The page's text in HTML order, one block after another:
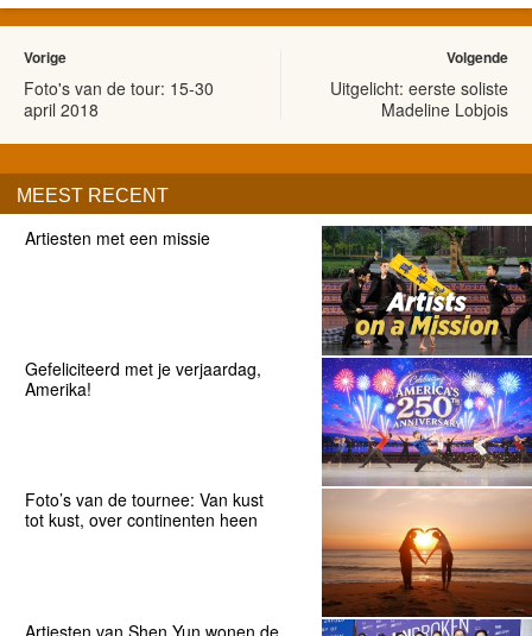
Vorige
Foto's van de tour: 15-30
april 2018
Volgende
Uitgelicht: eerste soliste
Madeline Lobjois
MEEST RECENT
Artiesten met een missie
Gefeliciteerd met je verjaardag,
Amerika!
Foto’s van de tournee: Van kust
tot kust, over continenten heen
Artiesten van Shen Yun wonen de